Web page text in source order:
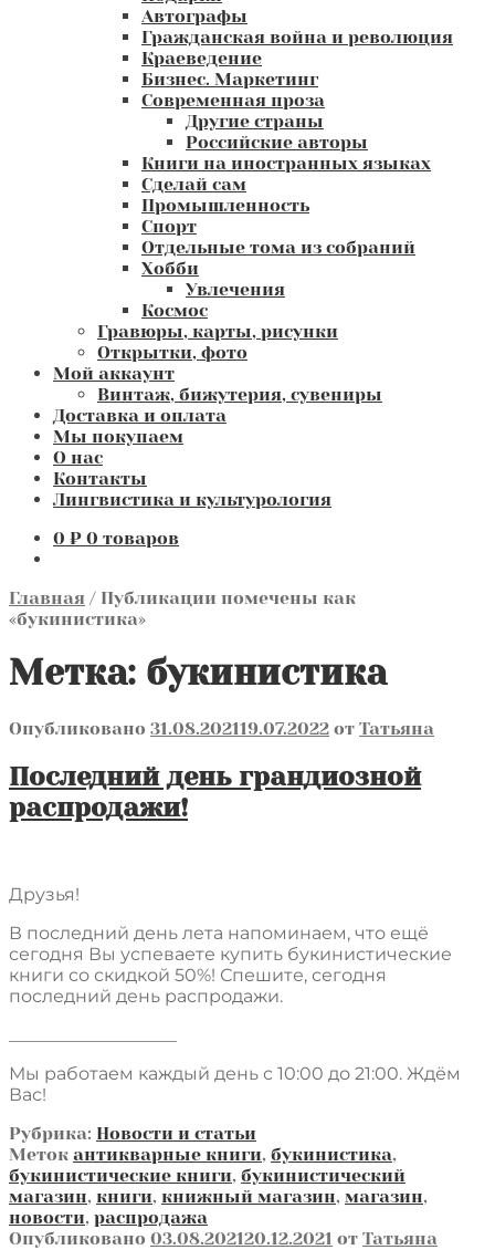
Автографы
Гражданская война и революция
Краеведение
Бизнес. Маркетинг
Современная проза
Другие страны
Российские авторы
Книги на иностранных языках
Сделай сам
Промышленность
Спорт
Отдельные тома из собраний
Хобби
Увлечения
Космос
Гравюры, карты, рисунки
Открытки, фото
Мой аккаунт
Винтаж, бижутерия, сувениры
Доставка и оплата
Мы покупаем
О нас
Контакты
Лингвистика и культурология
0 ₽ 0 товаров
Главная / Публикации помечены как
«букинистика»
Метка: букинистика
Опубликовано 31.08.202119.07.2022 от Татьяна
Последний день грандиозной
распродажи!
Друзья!
В последний день лета напоминаем, что ещё
сегодня Вы успеваете купить букинистические
книги со скидкой 50%! Спешите, сегодня
последний день распродажи.
Мы работаем каждый день с 10:00 до 21:00. Ждём
Вас!
Рубрика: Новости и статьи
Меток антикварные книги, букинистика,
букинистические книги, букинистический
магазин, книги, книжный магазин, магазин,
новости, распродажа
Опубликовано 03.08.202120.12.2021 от Татьяна